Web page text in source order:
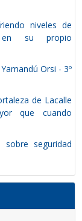
niveles de
en su propio
Orsi - 3º
de Lacalle
que cuando
sobre seguridad